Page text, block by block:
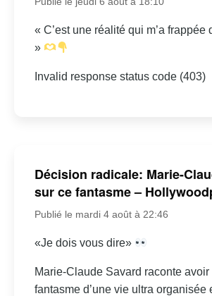
« C’est une réalité qui m’a frappée
»
Invalid response status code (403)
Décision radicale: Marie-
sur ce fantasme –
Publié le mardi 4 août à 22:46
«Je dois vous dire»
Marie-Claude Savard raconte
fantasme d’une vie ultra organisée